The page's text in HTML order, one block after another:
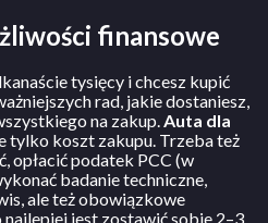
finansowe
tysięcy i chcesz kupić
rad, jakie dostaniesz,
na zakup. Auta dla
tylko koszt zakupu. Trzeba też
opłacić podatek PCC (w
badanie techniczne,
ale też obowiązkowe
jest zostawić sobie 2–3